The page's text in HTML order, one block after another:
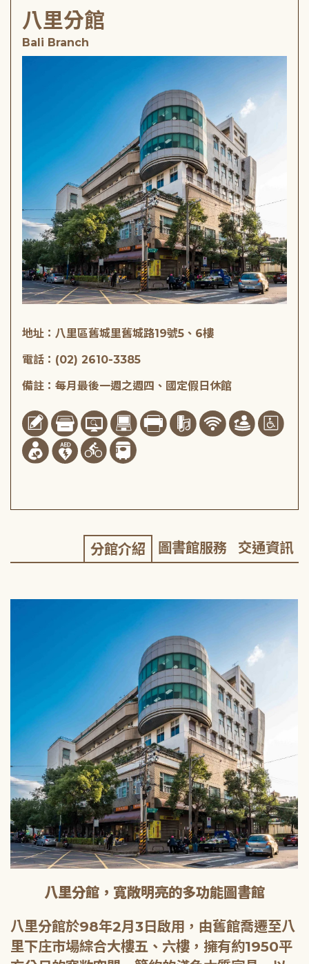
八里分館
Bali Branch
地址：八里區舊城里舊城路19號5、6樓
電話：(02) 2610-3385
備註：每月最後一週之週四、國定假日休館
分館介紹 圖書館服務 交通資訊
八里分館，寬敞明亮的多功能圖書館
八里分館於98年2月3日啟用，由舊館喬遷至八
里下庄市場綜合大樓五、六樓，擁有約1950平